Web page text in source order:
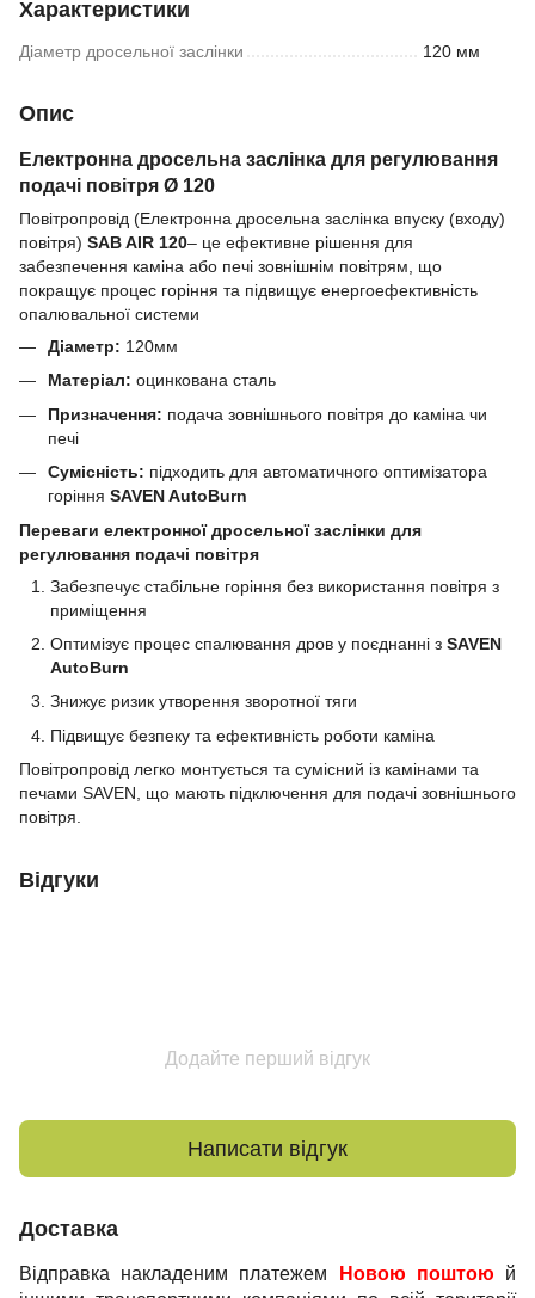
Характеристики
Діаметр дросельної заслінки 120 мм
Опис
Електронна дросельна заслінка для регулювання
подачі повітря Ø 120
Повітропровід (Електронна дросельна заслінка впуску (входу)
повітря) SAB AIR 120– це ефективне рішення для
забезпечення каміна або печі зовнішнім повітрям, що
покращує процес горіння та підвищує енергоефективність
опалювальної системи
Діаметр: 120мм
Матеріал: оцинкована сталь
Призначення: подача зовнішнього повітря до каміна чи
печі
Сумісність: підходить для автоматичного оптимізатора
горіння SAVEN AutoBurn
Переваги електронної дросельної заслінки для
регулювання подачі повітря
Забезпечує стабільне горіння без використання повітря з
приміщення
Оптимізує процес спалювання дров у поєднанні з SAVEN
AutoBurn
Знижує ризик утворення зворотної тяги
Підвищує безпеку та ефективність роботи каміна
Повітропровід легко монтується та сумісний із камінами та
печами SAVEN, що мають підключення для подачі зовнішнього
повітря.
Відгуки
Додайте перший відгук
Написати відгук
Доставка
Відправка накладеним платежем Новою поштою й